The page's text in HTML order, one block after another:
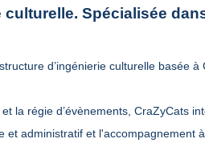
culturelle. Spécialisée
d’ingénierie culturelle basée à
la régie d’évènements, CraZyCats
et administratif et l'accompagnement